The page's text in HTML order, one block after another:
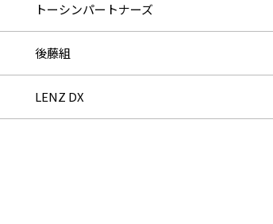
トーシンパートナーズ
後藤組
LENZ DX